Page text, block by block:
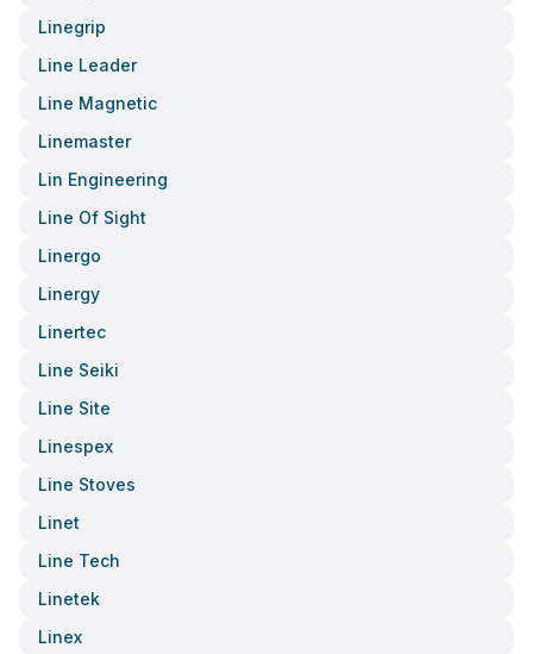
Linegrip
Line Leader
Line Magnetic
Linemaster
Lin Engineering
Line Of Sight
Linergo
Linergy
Linertec
Line Seiki
Line Site
Linespex
Line Stoves
Linet
Line Tech
Linetek
Linex